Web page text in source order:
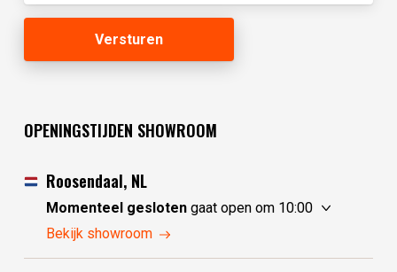
OPENINGSTIJDEN SHOWROOM
Roosendaal, NL
Momenteel geslotengaat open om 10:00
vrijdag
zaterdag
10:00 - 17:30
Bekijk showroom